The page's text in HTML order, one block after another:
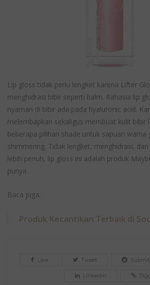
Lip gloss tidak perlu lengket karena Lifter
menghidrasi bibir seperti balm. Rahasia lip
nyaman di bibir ada pada hyaluronic acid.
melembapkan sekaligus membuat kulit bibir
beberapa pilihan shade untuk sapuan warna
shimmering. Tidak lengket, menghidrasi,
lebih penuh, lip gloss ini adalah produk
punya.
Baca juga:
Produk Kecantikan Terbaik di
Like Tweet Submit
Linkedin